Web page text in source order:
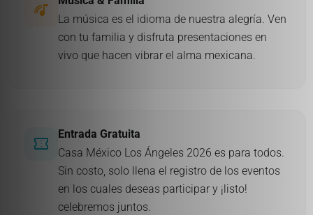
music_cast
La música es el idioma de nuestra alegría. Ven
con tu familia y disfruta presentaciones en
vivo que hacen vibrar el alma mexicana.
confirmation_number
Entrada Gratuita
Casa México Los Ángeles 2026 es para todos.
Sin costo, solo llena el registro de los eventos
en los cuales deseas participar y ¡listo!
celebremos juntos.